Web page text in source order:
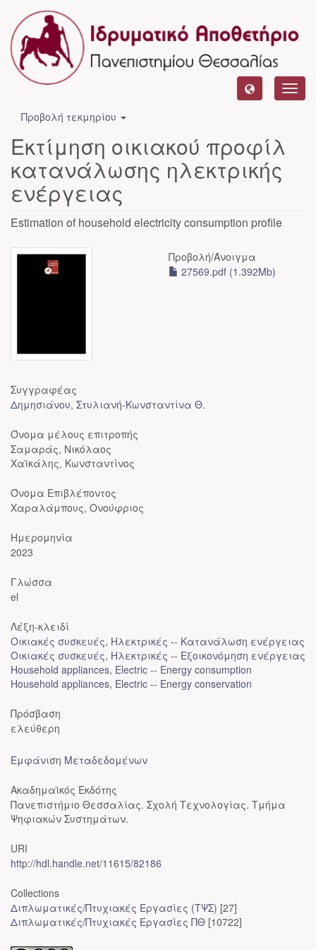
Προβολή τεκμηρίου
Εκτίμηση οικιακού προφίλ
κατανάλωσης ηλεκτρικής
ενέργειας
Estimation of household electricity consumption profile
Προβολή/Άνοιγμα
27569.pdf (1.392Mb)
Συγγραφέας
Δημησιάνου, Στυλιανή-Κωνσταντίνα Θ.
Όνομα μέλους επιτροπής
Σαμαράς, Νικόλαος
Χαϊκάλης, Κωνσταντίνος
Όνομα Επιβλέποντος
Χαραλάμπους, Ονούφριος
Ημερομηνία
2023
Γλώσσα
el
Λέξη-κλειδί
Οικιακές συσκευές, Ηλεκτρικές -- Κατανάλωση ενέργειας
Οικιακές συσκευές, Ηλεκτρικές -- Εξοικονόμηση ενέργειας
Household appliances, Electric -- Energy consumption
Household appliances, Electric -- Energy conservation
Πρόσβαση
ελεύθερη
Εμφάνιση Μεταδεδομένων
Ακαδημαϊκός Εκδότης
Πανεπιστήμιο Θεσσαλίας. Σχολή Τεχνολογίας. Τμήμα
Ψηφιακών Συστημάτων.
URI
http://hdl.handle.net/11615/82186
Collections
Διπλωματικές/Πτυχιακές Εργασίες (ΤΨΣ) [27]
Διπλωματικές/Πτυχιακές Εργασίες ΠΘ [10722]